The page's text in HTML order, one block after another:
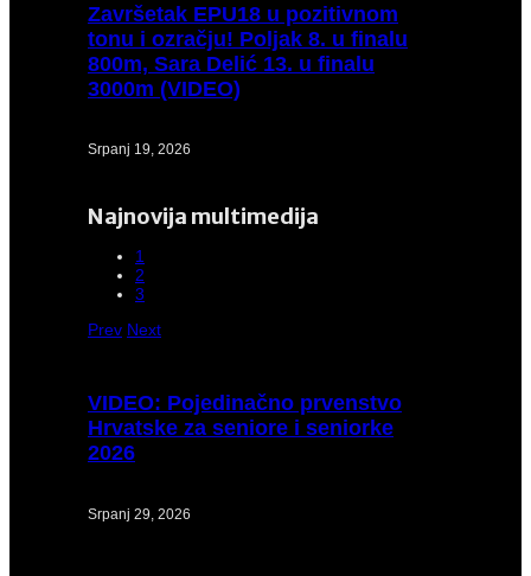
Završetak EPU18 u pozitivnom
tonu i ozračju! Poljak 8. u finalu
800m, Sara Delić 13. u finalu
3000m (VIDEO)
Srpanj 19, 2026
Najnovija multimedija
1
2
3
Prev Next
VIDEO: Pojedinačno prvenstvo
Hrvatske za seniore i seniorke
2026
Srpanj 29, 2026